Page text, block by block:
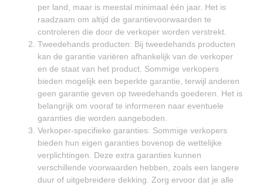
per land, maar is meestal minimaal één jaar. Het is
raadzaam om altijd de garantievoorwaarden te
controleren die door de verkoper worden verstrekt.
Tweedehands producten: Bij tweedehands producten
kan de garantie variëren afhankelijk van de verkoper
en de staat van het product. Sommige verkopers
bieden mogelijk een beperkte garantie, terwijl anderen
geen garantie geven op tweedehands goederen. Het is
belangrijk om vooraf te informeren naar eventuele
garanties die worden aangeboden.
Verkoper-specifieke garanties: Sommige verkopers
bieden hun eigen garanties bovenop de wettelijke
verplichtingen. Deze extra garanties kunnen
verschillende voorwaarden hebben, zoals een langere
duur of uitgebreidere dekking. Zorg ervoor dat je alle